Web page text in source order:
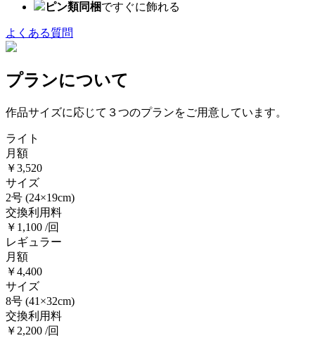
ピン類同梱ですぐに飾れる
よくある質問
プランについて
作品サイズに応じて３つのプランをご用意しています。
ライト
月額
￥3,520
サイズ
2号 (24×19cm)
交換利用料
￥1,100 /回
レギュラー
月額
￥4,400
サイズ
8号 (41×32cm)
交換利用料
￥2,200 /回